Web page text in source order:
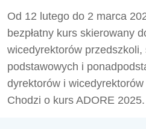
Od 12 lutego do 2 marca
bezpłatny kurs skierowany
wicedyrektorów przedszkoli,
podstawowych i
dyrektorów i wicedyrektorów
Chodzi o kurs ADORE 2025.